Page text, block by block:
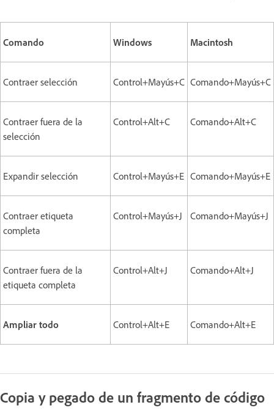
Comando Windows Macintosh
Contraer selección Control+Mayús+C Comando+Mayús+C
Contraer fuera de la
selección
Control+Alt+C Comando+Alt+C
Expandir selección Control+Mayús+E Comando+Mayús+E
Contraer etiqueta
completa
Control+Mayús+J Comando+Mayús+J
Contraer fuera de la
etiqueta completa
Control+Alt+J Comando+Alt+J
Ampliar todo Control+Alt+E Comando+Alt+E
Copia y pegado de un fragmento de código